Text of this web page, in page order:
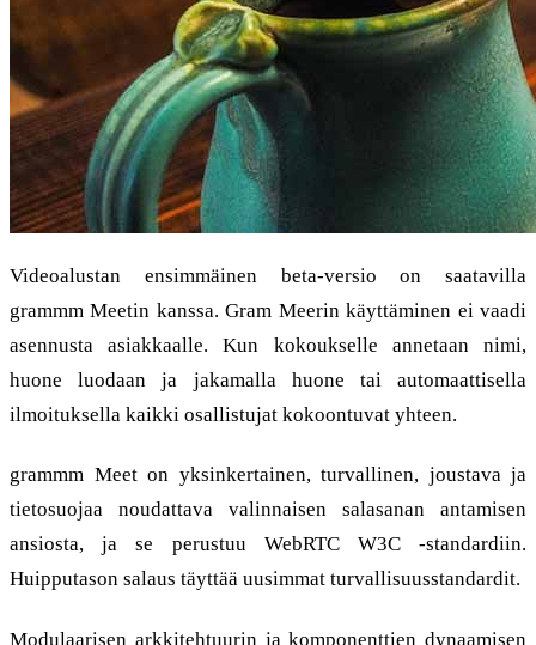
Videoalustan ensimmäinen beta-versio on saatavilla
grammm Meetin kanssa. Gram Meerin käyttäminen ei vaadi
asennusta asiakkaalle. Kun kokoukselle annetaan nimi,
huone luodaan ja jakamalla huone tai automaattisella
ilmoituksella kaikki osallistujat kokoontuvat yhteen.
grammm Meet on yksinkertainen, turvallinen, joustava ja
tietosuojaa noudattava valinnaisen salasanan antamisen
ansiosta, ja se perustuu WebRTC W3C -standardiin.
Huipputason salaus täyttää uusimmat turvallisuusstandardit.
Modulaarisen arkkitehtuurin ja komponenttien dynaamisen